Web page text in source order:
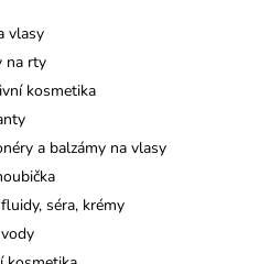
vlasy
na rty
kosmetika
a balzámy na vlasy
séra, krémy